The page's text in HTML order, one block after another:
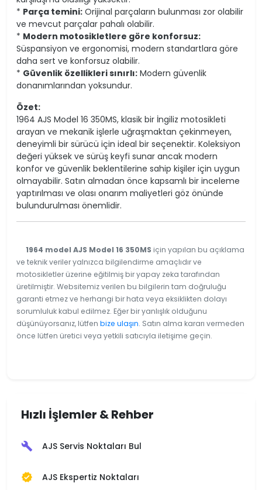
* Parça temini: Orijinal parçaların bulunması zor olabilir
ve mevcut parçalar pahalı olabilir.
* Modern motosikletlere göre konforsuz:
Süspansiyon ve ergonomisi, modern standartlara göre
daha sert ve konforsuz olabilir.
* Güvenlik özellikleri sınırlı: Modern güvenlik
donanımlarından yoksundur.
Özet:
1964 AJS Model 16 350MS, klasik bir İngiliz motosikleti
arayan ve mekanik işlerle uğraşmaktan çekinmeyen,
deneyimli bir sürücü için ideal bir seçenektir. Koleksiyon
değeri yüksek ve sürüş keyfi sunar ancak modern
konfor ve güvenlik beklentilerine sahip kişiler için uygun
olmayabilir. Satın almadan önce kapsamlı bir inceleme
yaptırılması ve olası onarım maliyetleri göz önünde
bulundurulması önemlidir.
1964 model AJS Model 16 350MS için yapılan bu açıklama
ve teknik veriler yalnızca bilgilendirme amaçlıdır ve
motosikletler üzerine eğitilmiş bir yapay zeka tarafından
üretilmiştir. Websitemiz verilen bu bilgilerin tam doğruluğu
garanti etmez ve herhangi bir hata veya eksiklikten dolayı
sorumluluk kabul edilmez. Eğer bir yanlışlık olduğunu
düşünüyorsanız, lütfen bize ulaşın. Satın alma kararı vermeden
önce lütfen üretici veya yetkili satıcıyla iletişime geçin.
Hızlı İşlemler & Rehber
build AJS Servis Noktaları Bul
verified AJS Ekspertiz Noktaları